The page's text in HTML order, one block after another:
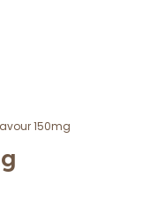
150mg